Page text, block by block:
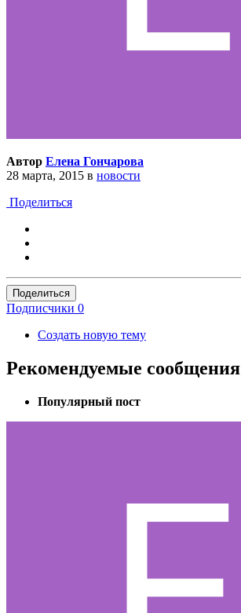
Автор Елена Гончарова
28 марта, 2015 в новости
Поделиться
Поделиться
Подписчики 0
Создать новую тему
Рекомендуемые сообщения
Популярный пост